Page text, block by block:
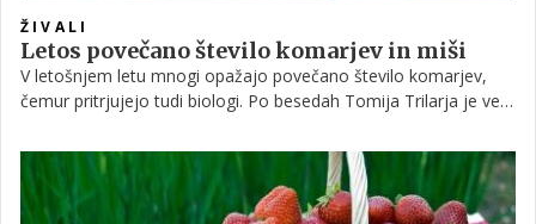
ŽIVALI
Letos povečano število komarjev in miši
V letošnjem letu mnogi opažajo povečano število komarjev,
čemur pritrjujejo tudi biologi. Po besedah Tomija Trilarja je več
domorodna vrsta. K temu je pripomogla mokra pomlad in z njo
ugodnejši pogoji za njegovo razmnoževanje. Po opažanjih
Slavka Polaka je letos tudi več miši.